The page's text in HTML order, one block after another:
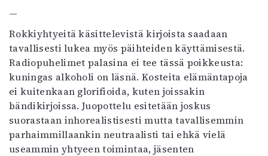
—
Rokkiyhtyeitä käsittelevistä kirjoista saadaan
tavallisesti lukea myös päihteiden käyttämisestä.
Radiopuhelimet palasina ei tee tässä poikkeusta:
kuningas alkoholi on läsnä. Kosteita elämäntapoja
ei kuitenkaan glorifioida, kuten joissakin
bändikirjoissa. Juopottelu esitetään joskus
suorastaan inhorealistisesti mutta tavallisemmin
parhaimmillaankin neutraalisti tai ehkä vielä
useammin yhtyeen toimintaa, jäsenten